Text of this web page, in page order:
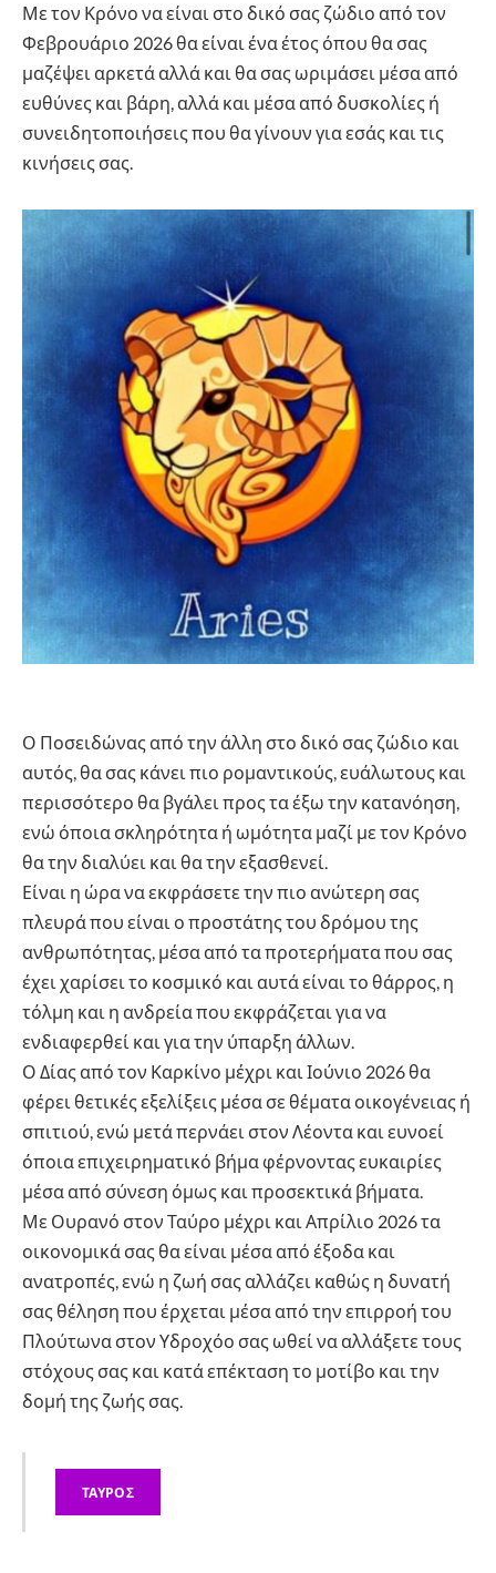
Με τον Κρόνο να είναι στο δικό σας ζώδιο από τον
Φεβρουάριο 2026 θα είναι ένα έτος όπου θα σας
μαζέψει αρκετά αλλά και θα σας ωριμάσει μέσα από
ευθύνες και βάρη, αλλά και μέσα από δυσκολίες ή
συνειδητοποιήσεις που θα γίνουν για εσάς και τις
κινήσεις σας.
Ο Ποσειδώνας από την άλλη στο δικό σας ζώδιο και
αυτός, θα σας κάνει πιο ρομαντικούς, ευάλωτους και
περισσότερο θα βγάλει προς τα έξω την κατανόηση,
ενώ όποια σκληρότητα ή ωμότητα μαζί με τον Κρόνο
θα την διαλύει και θα την εξασθενεί.
Είναι η ώρα να εκφράσετε την πιο ανώτερη σας
πλευρά που είναι ο προστάτης του δρόμου της
ανθρωπότητας, μέσα από τα προτερήματα που σας
έχει χαρίσει το κοσμικό και αυτά είναι το θάρρος, η
τόλμη και η ανδρεία που εκφράζεται για να
ενδιαφερθεί και για την ύπαρξη άλλων.
Ο Δίας από τον Καρκίνο μέχρι και Ιούνιο 2026 θα
φέρει θετικές εξελίξεις μέσα σε θέματα οικογένειας ή
σπιτιού, ενώ μετά περνάει στον Λέοντα και ευνοεί
όποια επιχειρηματικό βήμα φέρνοντας ευκαιρίες
μέσα από σύνεση όμως και προσεκτικά βήματα.
Με Ουρανό στον Ταύρο μέχρι και Απρίλιο 2026 τα
οικονομικά σας θα είναι μέσα από έξοδα και
ανατροπές, ενώ η ζωή σας αλλάζει καθώς η δυνατή
σας θέληση που έρχεται μέσα από την επιρροή του
Πλούτωνα στον Υδροχόο σας ωθεί να αλλάξετε τους
στόχους σας και κατά επέκταση το μοτίβο και την
δομή της ζωής σας.
ΤΑΥΡΟΣ